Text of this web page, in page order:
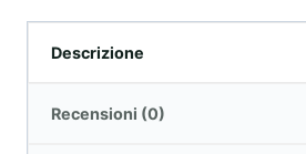
Descrizione
Recensioni (0)